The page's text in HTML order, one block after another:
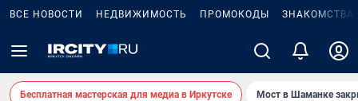
ВСЕ НОВОСТИ НЕДВИЖИМОСТЬ ПРОМОКОДЫ ЗНАКОМСТВА
Бесплатная мастерская для медиа в Иркутске Мост в Шаманке